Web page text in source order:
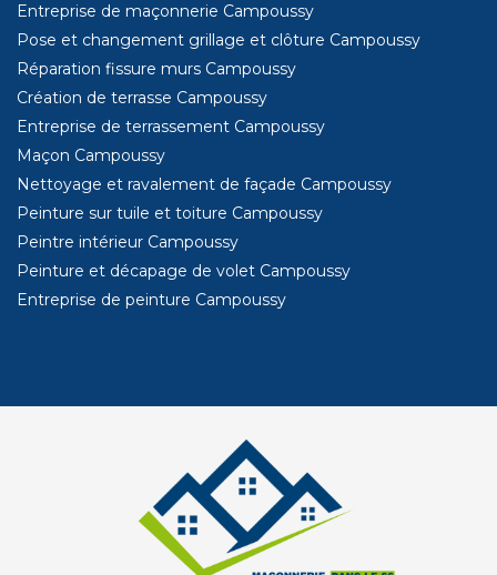
Entreprise de maçonnerie Campoussy
Pose et changement grillage et clôture Campoussy
Réparation fissure murs Campoussy
Création de terrasse Campoussy
Entreprise de terrassement Campoussy
Maçon Campoussy
Nettoyage et ravalement de façade Campoussy
Peinture sur tuile et toiture Campoussy
Peintre intérieur Campoussy
Peinture et décapage de volet Campoussy
Entreprise de peinture Campoussy